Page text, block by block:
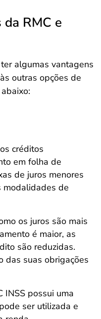
RMC e
algumas vantagens
outras opções de
créditos
em folha de
de juros menores
modalidades de
os juros são mais
é maior, as
são reduzidas.
das suas obrigações
INSS possui uma
ser utilizada e